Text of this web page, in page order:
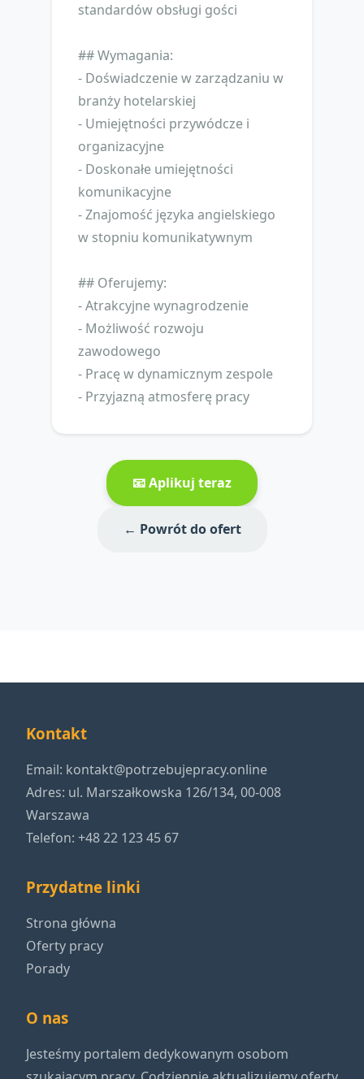
standardów obsługi gości
## Wymagania:
- Doświadczenie w zarządzaniu w
branży hotelarskiej
- Umiejętności przywódcze i
organizacyjne
- Doskonałe umiejętności
komunikacyjne
- Znajomość języka angielskiego
w stopniu komunikatywnym
## Oferujemy:
- Atrakcyjne wynagrodzenie
- Możliwość rozwoju
zawodowego
- Pracę w dynamicznym zespole
- Przyjazną atmosferę pracy
📧 Aplikuj teraz
← Powrót do ofert
Kontakt
Email: kontakt@potrzebujepracy.online
Adres: ul. Marszałkowska 126/134, 00-008
Warszawa
Telefon: +48 22 123 45 67
Przydatne linki
Strona główna
Oferty pracy
Porady
O nas
Jesteśmy portalem dedykowanym osobom